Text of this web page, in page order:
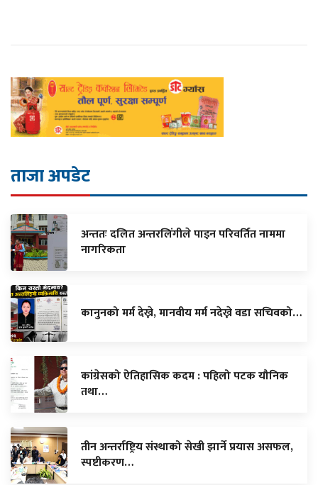
ताजा अपडेट
अन्ततः दलित अन्तरलिंगीले पाइन परिवर्तित नाममा
नागरिकता
कानुनको मर्म देख्ने, मानवीय मर्म नदेख्ने वडा सचिवको…
कांग्रेसको ऐतिहासिक कदम : पहिलो पटक यौनिक
तथा…
तीन अन्तर्राष्ट्रिय संस्थाको सेखी झार्ने प्रयास असफल,
स्पष्टीकरण…